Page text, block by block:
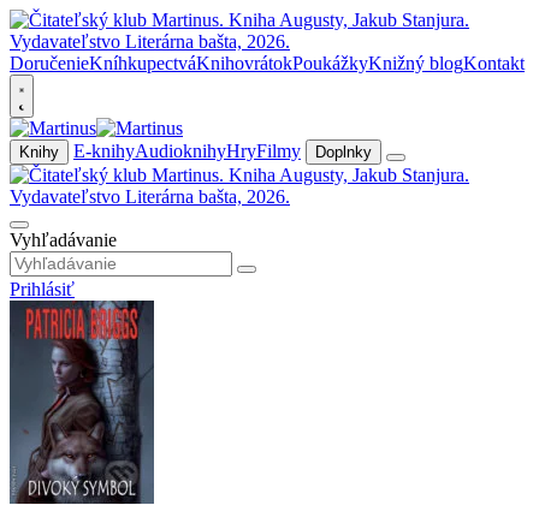
DoručenieKníhkupectváKnihovrátokPoukážkyKnižný blogKontakt
Knihy E-knihyAudioknihyHryFilmy Doplnky
Vyhľadávanie
Prihlásiť